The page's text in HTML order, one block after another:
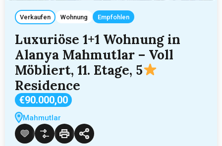
Verkaufen Wohnung Empfohlen
Luxuriöse 1+1 Wohnung in
Alanya Mahmutlar – Voll
Möbliert, 11. Etage, 5
Residence
€90.000,00
Mahmutlar
Luxuriöse 1+1 Wohnung in Alanya
Mahmutlar – Voll Möbliert, 11. Etage, 5
Residence
Mahmutlar